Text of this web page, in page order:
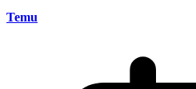
Temu